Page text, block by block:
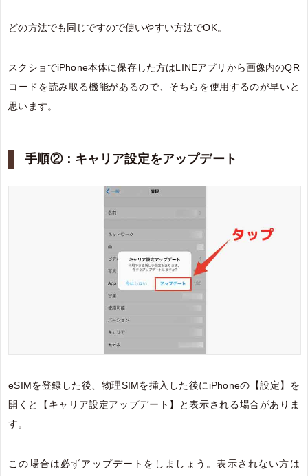
どの方法でも同じですので使いやすい方法でOK。
スクショでiPhone本体に保存した方はLINEアプリから画像内のQR
コードを読み取る機能があるので、そちらを使用するのが早いと
思います。
手順②：キャリア設定をアップデート
eSIMを登録した後、物理SIMを挿入した後にiPhoneの【設定】を
開くと【キャリア設定アップデート】と表示される場合がありま
す。
この場合は必ずアップデートをしましょう。表示されない方は